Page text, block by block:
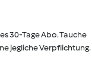
30-Tage Abo. Tauche
jegliche Verpflichtung.